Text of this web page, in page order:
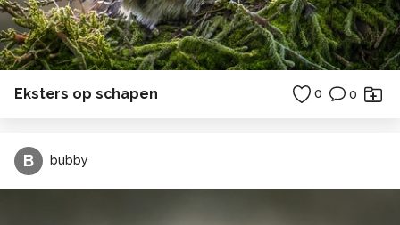
Eksters op schapen 0 0
B bubby